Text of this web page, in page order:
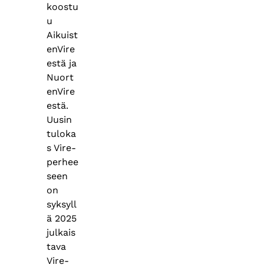
koostu
u
Aikuist
enVire
estä ja
Nuort
enVire
estä.
Uusin
tuloka
s Vire-
perhee
seen
on
syksyll
ä 2025
julkais
tava
Vire-